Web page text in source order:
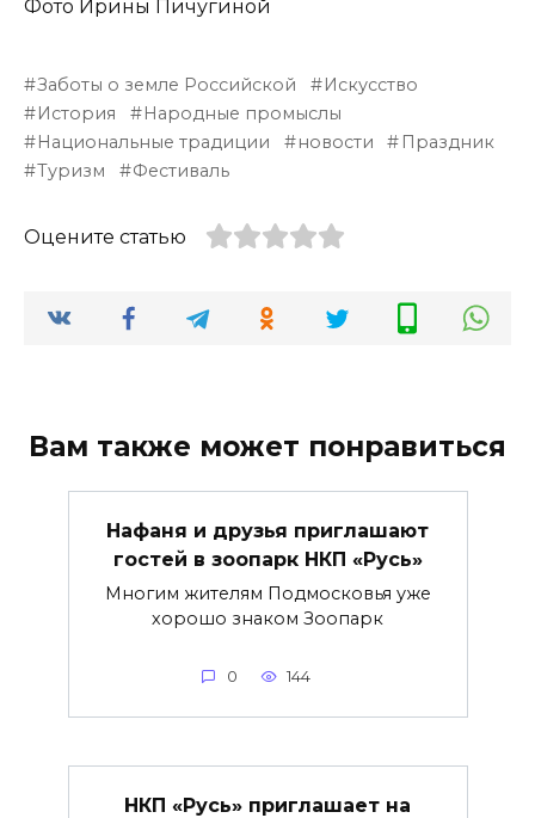
Фото Ирины Пичугиной
Заботы о земле Российской
Искусство
История
Народные промыслы
Национальные традиции
новости
Праздник
Туризм
Фестиваль
Оцените статью
Вам также может понравиться
Нафаня и друзья приглашают
гостей в зоопарк НКП «Русь»
Многим жителям Подмосковья уже
хорошо знаком Зоопарк
0 144
НКП «Русь» приглашает на